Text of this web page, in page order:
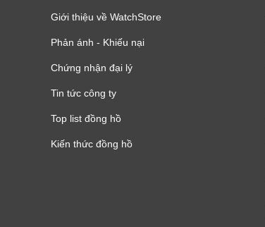
Giới thiệu về WatchStore
Phản ánh - Khiếu nại
Chứng nhận đại lý
Tin tức công ty
Top list đồng hồ
Kiến thức đồng hồ